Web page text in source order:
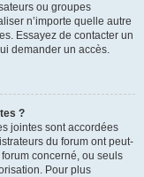
ou groupes
n’importe quelle autre
Essayez de contacter un
demander un accès.
?
jointes sont accordées
du forum ont peut-
concerné, ou seuls
Pour plus